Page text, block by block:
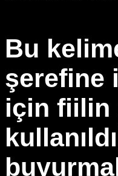
Bu
şerefine
için fiilin